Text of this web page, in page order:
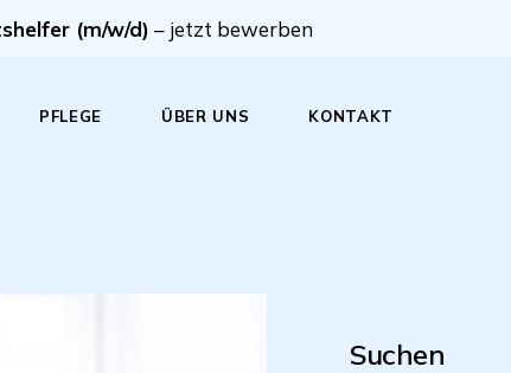
(m/w/d) – jetzt bewerben
PFLEGE
Hilfe im Haushalt bei
ÜBER UNS
Pflegeleitbild
KONTAKT
Suchen